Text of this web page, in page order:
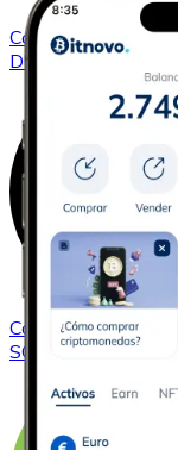
ComprarDogecoin
DOGE
ComprarSolana
SOL